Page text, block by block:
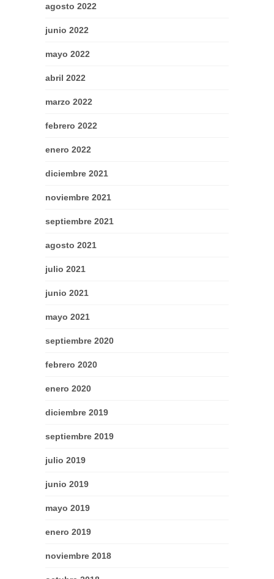
agosto 2022
junio 2022
mayo 2022
abril 2022
marzo 2022
febrero 2022
enero 2022
diciembre 2021
noviembre 2021
septiembre 2021
agosto 2021
julio 2021
junio 2021
mayo 2021
septiembre 2020
febrero 2020
enero 2020
diciembre 2019
septiembre 2019
julio 2019
junio 2019
mayo 2019
enero 2019
noviembre 2018